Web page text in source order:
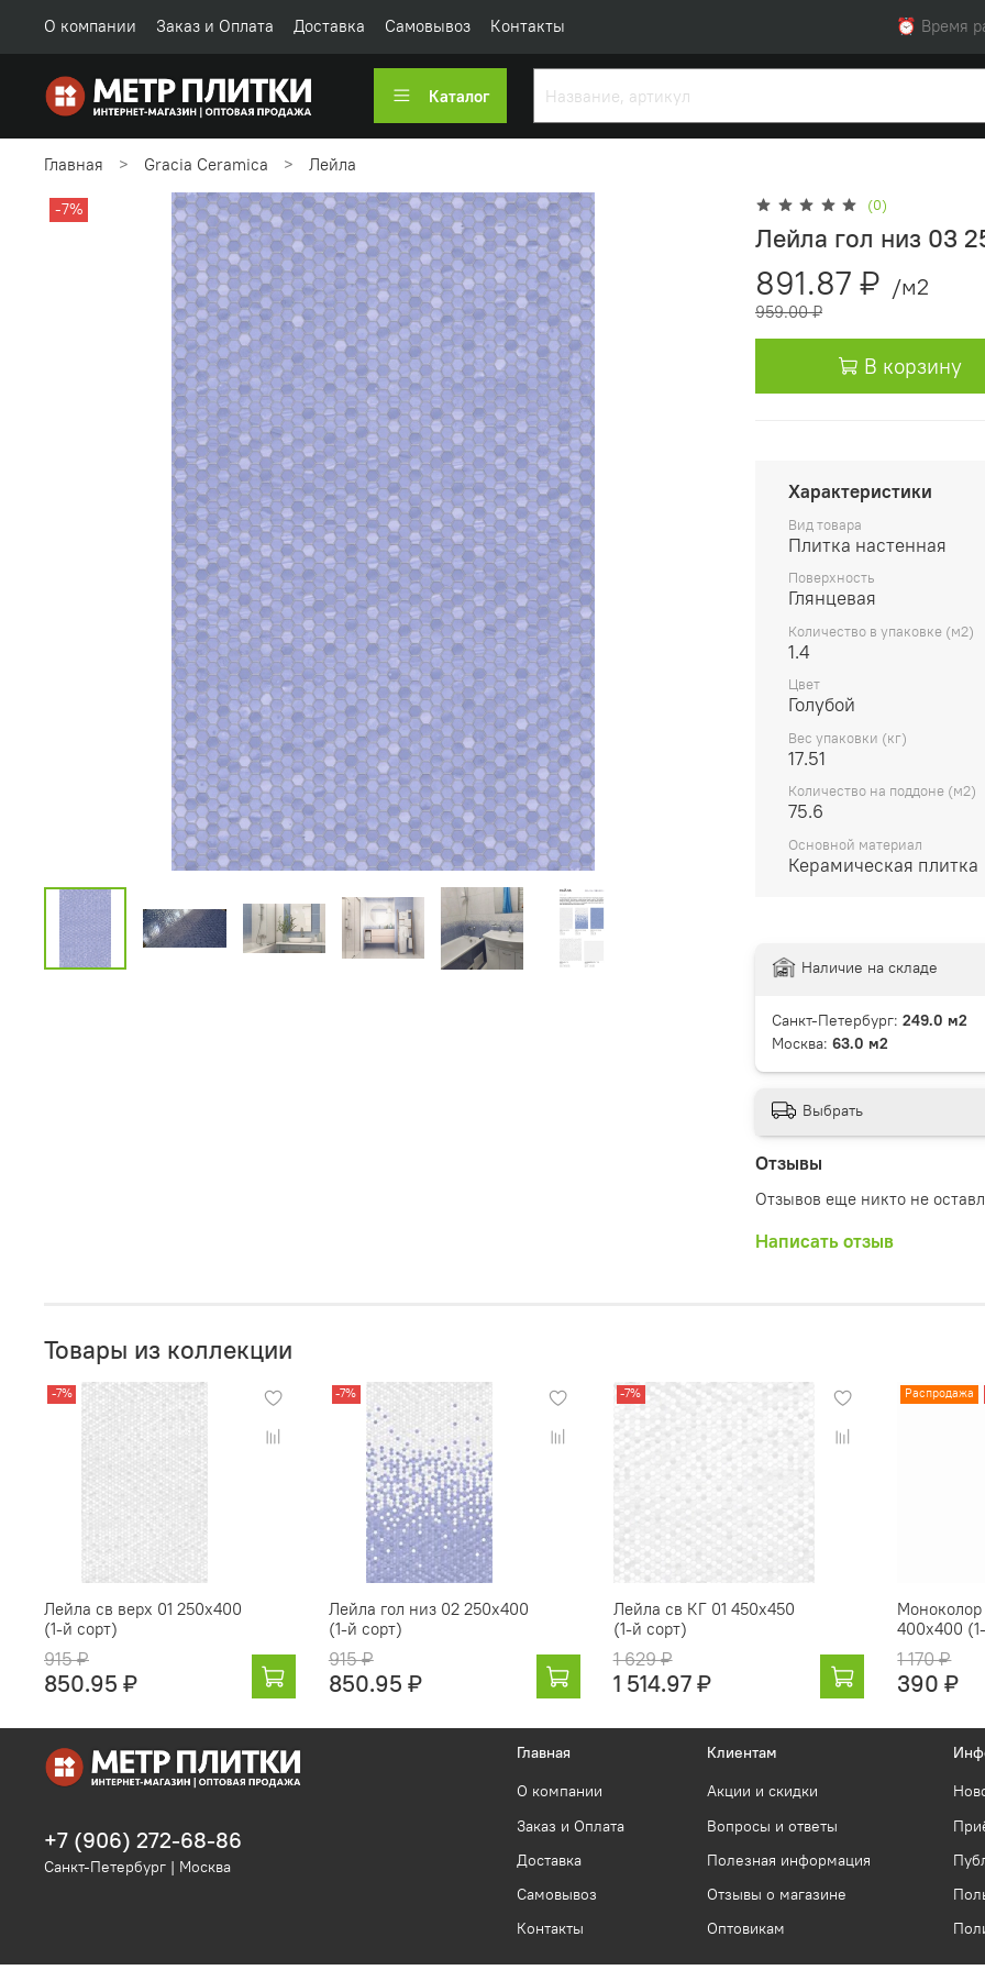
О компании Заказ и Оплата Доставка Самовывоз Контакты ⏰ Время
Каталог
Главная Gracia Ceramica Лейла
-7% (0)
Лейла гол низ 03
891.87 ₽ /м2
959.00 ₽
В корзину
Характеристики
Вид товара
Плитка настенная
Поверхность
Глянцевая
Количество в упаковке (м2)
1.4
Цвет
Голубой
Вес упаковки (кг)
17.51
Количество на поддоне (м2)
75.6
Основной материал
Керамическая плитка
Отзывы
Отзывов еще никто не
Написать отзыв
Наличие на складе
Санкт-Петербург: 249.0 м2
Москва: 63.0 м2
Выбрать
Товары из коллекции
-7%
Лейла св верх 01 250х400
(1-й сорт)
915 ₽
850.95 ₽
-7%
Лейла гол низ 02 250х400
(1-й сорт)
915 ₽
850.95 ₽
-7%
Лейла св КГ 01 450х450
(1-й сорт)
1 629 ₽
1 514.97 ₽
Распродажа
Моноколор
400х400
1 170 ₽
390 ₽
Главная
О компании
Заказ и Оплата
Доставка
Самовывоз
Контакты
Клиентам
Акции и скидки
Вопросы и ответы
Полезная информация
Отзывы о магазине
Оптовикам
+7 (906) 272-68-86
Санкт-Петербург | Москва